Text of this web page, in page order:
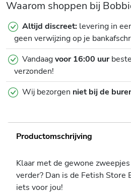
Waarom shoppen bij
Altijd discreet: levering in
geen verwijzing op je
Vandaagvoor 16:00 uur
verzonden!
Wij bezorgen niet bij de
Productomschrijving
Klaar met de gewone
verder? Dan is de Fetish Store
iets voor jou!